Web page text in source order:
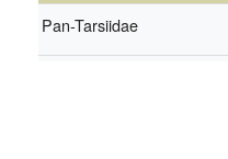
Pan-Tarsiidae